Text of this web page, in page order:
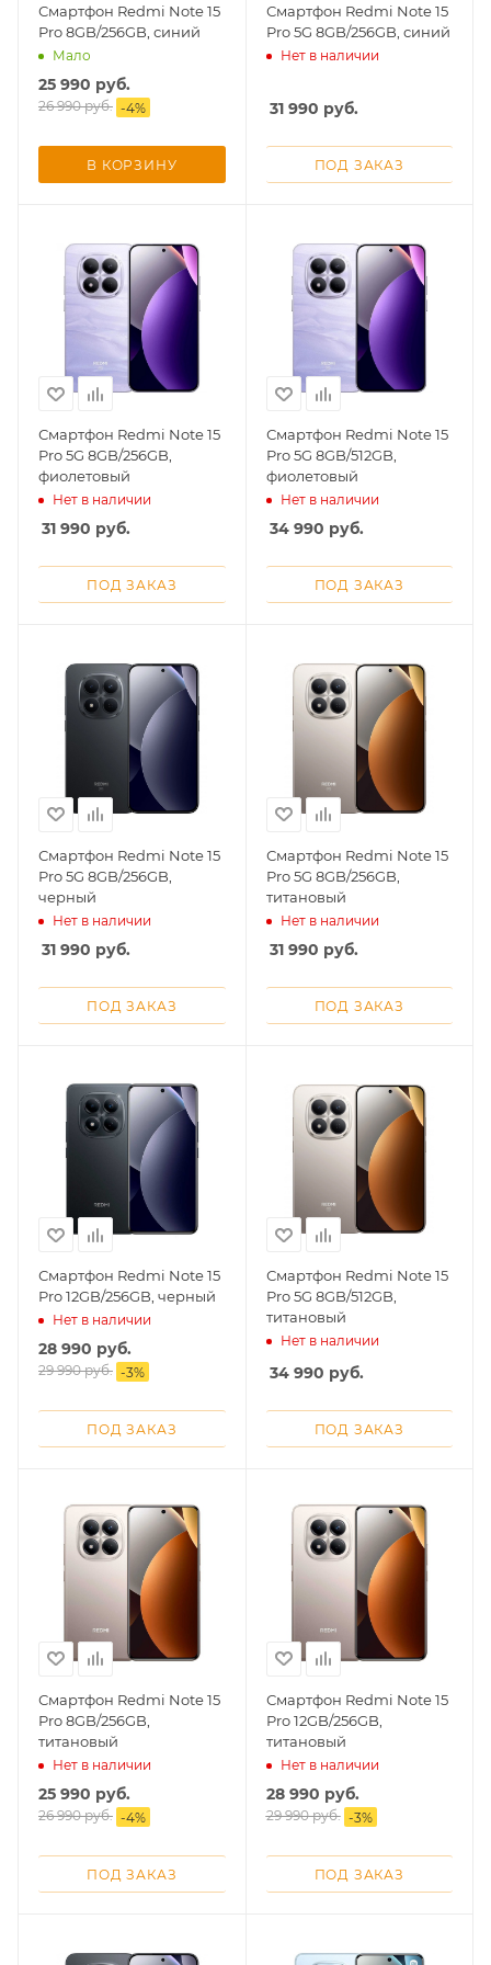
Смартфон Redmi Note 15
Pro 8GB/256GB, синий
Мало
25 990 руб.
26 990руб. -4%
В КОРЗИНУ
Смартфон Redmi Note 15
Pro 5G 8GB/256GB, синий
Нет в наличии
31 990 руб.
ПОД ЗАКАЗ
Смартфон Redmi Note 15
Pro 5G 8GB/256GB,
фиолетовый
Нет в наличии
31 990 руб.
ПОД ЗАКАЗ
Смартфон Redmi Note 15
Pro 5G 8GB/512GB,
фиолетовый
Нет в наличии
34 990 руб.
ПОД ЗАКАЗ
Смартфон Redmi Note 15
Pro 5G 8GB/256GB,
черный
Нет в наличии
31 990 руб.
ПОД ЗАКАЗ
Смартфон Redmi Note 15
Pro 5G 8GB/256GB,
титановый
Нет в наличии
31 990 руб.
ПОД ЗАКАЗ
Смартфон Redmi Note 15
Pro 12GB/256GB, черный
Нет в наличии
28 990 руб.
29 990руб. -3%
ПОД ЗАКАЗ
Смартфон Redmi Note 15
Pro 5G 8GB/512GB,
титановый
Нет в наличии
34 990 руб.
ПОД ЗАКАЗ
Смартфон Redmi Note 15
Pro 8GB/256GB,
титановый
Нет в наличии
25 990 руб.
26 990руб. -4%
ПОД ЗАКАЗ
Смартфон Redmi Note 15
Pro 12GB/256GB,
титановый
Нет в наличии
28 990 руб.
29 990руб. -3%
ПОД ЗАКАЗ
Добавляйте товары
в корзину
% картой любого банка
выбранный способом
Оставшиеся
списываться
по25% каждые 2 недели
Подробнее
раз в 2
недели
раз в 2 недели